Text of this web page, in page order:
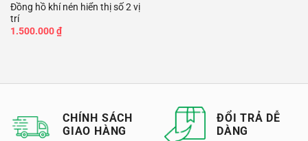
Đồng hồ khí nén hiển thị số 2 vị
trí
1.500.000₫
CHÍNH SÁCH
GIAO HÀNG
ĐỔI TRẢ DỄ
DÀNG